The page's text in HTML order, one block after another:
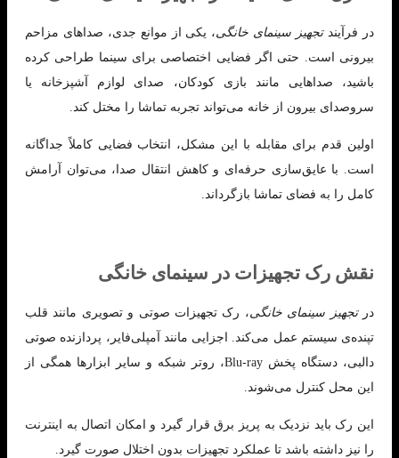
در فرآیندتجهیز سینمای خانگی، یکی از موانع جدی، صداهای مزاحم
بیرونی است. حتی اگر فضایی اختصاصی برای سینما طراحی کرده
باشید، صداهایی مانند بازی کودکان، صدای لوازم آشپزخانه یا
سروصدای بیرون از خانه می‌تواند تجربه تماشا را مختل کند.
اولین قدم برای مقابله با این مشکل، انتخاب فضایی کاملاً جداگانه
است. با عایق‌سازی حرفه‌ای و کاهش انتقال صدا، می‌توان آرامش
کامل را به فضای تماشا بازگرداند.
نقش رک تجهیزات در سینمای خانگی
درتجهیز سینمای خانگی، رک تجهیزات صوتی و تصویری مانند قلب
تپنده‌ی سیستم عمل می‌کند. اجزایی مانند آمپلی‌فایر، پردازنده صوتی
دالبی، دستگاه پخش Blu-ray، روتر شبکه و سایر ابزارها همگی از
این محل کنترل می‌شوند.
این رک باید نزدیک به پریز برق قرار گیرد و امکان اتصال به اینترنت
را نیز داشته باشد تا عملکرد تجهیزات بدون اختلال صورت گیرد.